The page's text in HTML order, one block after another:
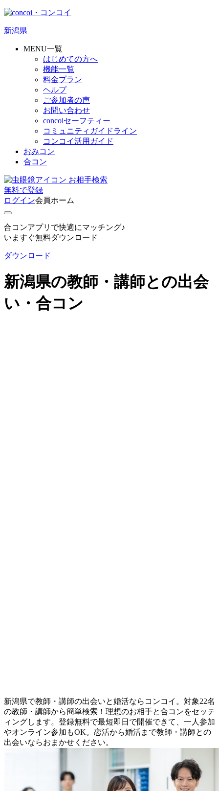
新潟県
MENU一覧
はじめての方へ
機能一覧
料金プラン
ヘルプ
ご参加者の声
お問い合わせ
concoiセーフティー
コミュニティガイドライン
コンコイ活用ガイド
おみコン
合コン
お相手検索
無料で登録
ログイン会員ホーム
合コンアプリで快適にマッチング♪
いますぐ無料ダウンロード
ダウンロード
新潟県の教師・講師との出会
い・合コン
新潟県で教師・講師の出会いと婚活ならコンコイ。対象22名
の教師・講師から簡単検索！理想のお相手と合コンをセッテ
ィングします。登録無料で最短即日で開催できて、一人参加
やオンライン参加もOK。恋活から婚活まで教師・講師との
出会いならおまかせください。